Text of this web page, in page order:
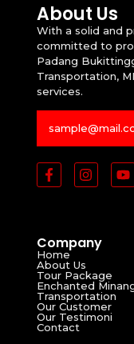
About Us
With a solid and
committed to
Padang
Transportation,
services.
Company
Home
About Us
Tour Package
Enchanted
Transportation
Our Customer
Our Testimoni
Contact